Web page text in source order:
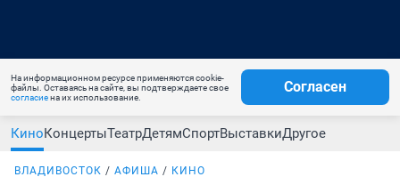
На информационном ресурсе применяются cookie-
файлы. Оставаясь на сайте, вы подтверждаете свое
согласиена их использование.
Согласен
КиноКонцертыТеатрДетямСпортВыставкиДругое
ВЛАДИВОСТОК АФИША КИНО